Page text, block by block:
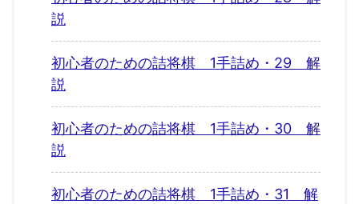
説
初心者のための詰将棋 1手詰め・29 解
説
初心者のための詰将棋 1手詰め・30 解
説
初心者のための詰将棋 1手詰め・31 解